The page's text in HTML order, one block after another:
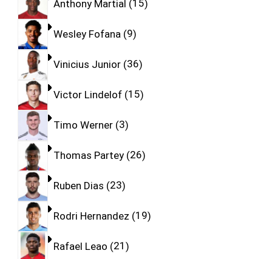
Anthony Martial 15
Wesley Fofana 9
Vinicius Junior 36
Victor Lindelof 15
Timo Werner 3
Thomas Partey 26
Ruben Dias 23
Rodri Hernandez 19
Rafael Leao 21